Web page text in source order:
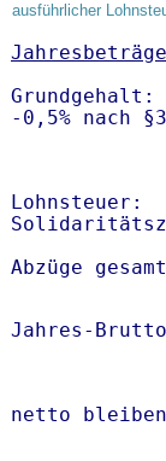
ausführlicher
Jahresbeträge
-0,5% nach
Abzüge
netto